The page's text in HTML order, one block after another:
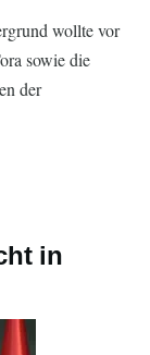
wollte vor
sowie die
der
in